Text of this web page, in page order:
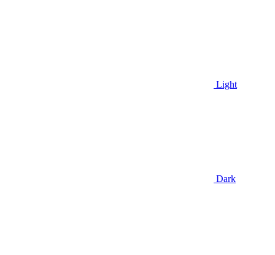
Light
Dark